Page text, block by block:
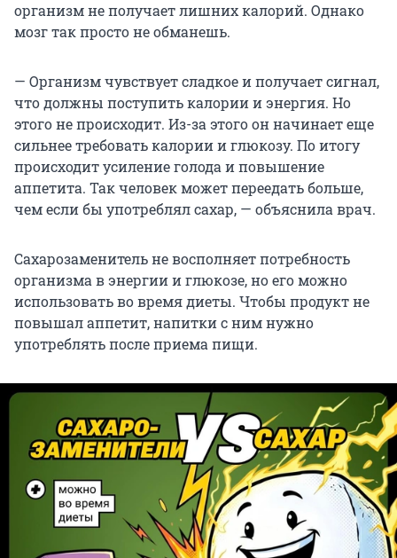
организм не получает лишних калорий. Однако
мозг так просто не обманешь.
— Организм чувствует сладкое и получает сигнал,
что должны поступить калории и энергия. Но
этого не происходит. Из-за этого он начинает еще
сильнее требовать калории и глюкозу. По итогу
происходит усиление голода и повышение
аппетита. Так человек может переедать больше,
чем если бы употреблял сахар, — объяснила врач.
Сахарозаменитель не восполняет потребность
организма в энергии и глюкозе, но его можно
использовать во время диеты. Чтобы продукт не
повышал аппетит, напитки с ним нужно
употреблять после приема пищи.